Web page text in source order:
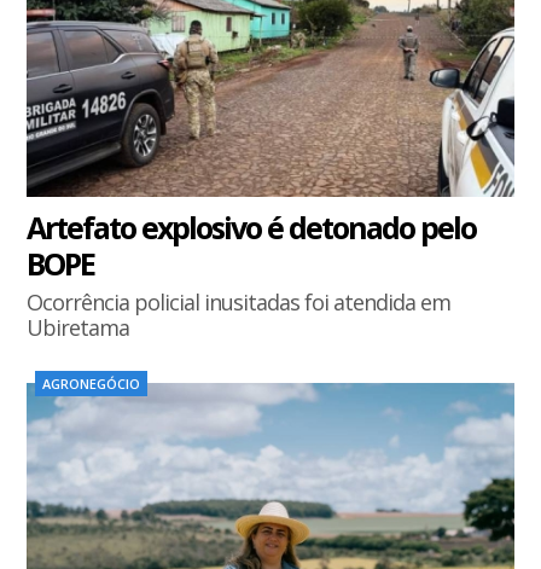
Artefato explosivo é detonado pelo
BOPE
Ocorrência policial inusitadas foi atendida em
Ubiretama
AGRONEGÓCIO